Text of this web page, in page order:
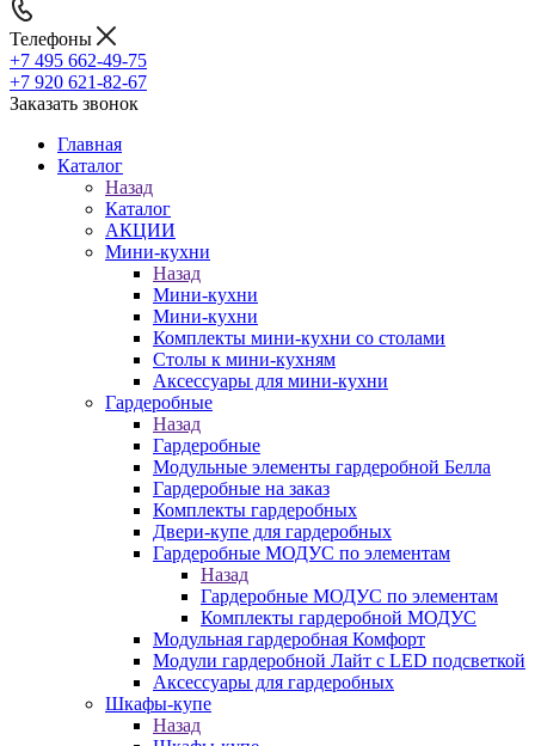
Телефоны
+7 495 662-49-75
+7 920 621-82-67
Заказать звонок
Главная
Каталог
Назад
Каталог
АКЦИИ
Мини-кухни
Назад
Мини-кухни
Мини-кухни
Комплекты мини-кухни со столами
Столы к мини-кухням
Аксессуары для мини-кухни
Гардеробные
Назад
Гардеробные
Модульные элементы гардеробной Белла
Гардеробные на заказ
Комплекты гардеробных
Двери-купе для гардеробных
Гардеробные МОДУС по элементам
Назад
Гардеробные МОДУС по элементам
Комплекты гардеробной МОДУС
Модульная гардеробная Комфорт
Модули гардеробной Лайт с LED подсветкой
Аксессуары для гардеробных
Шкафы-купе
Назад